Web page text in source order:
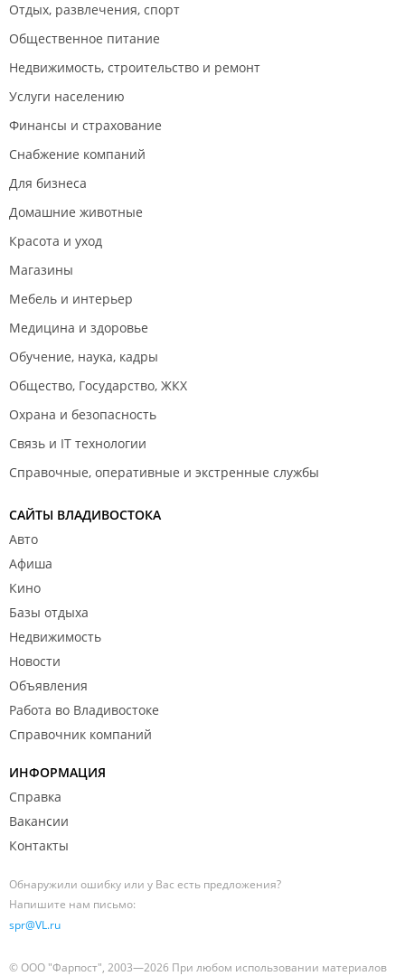
Отдых, развлечения, спорт
Общественное питание
Недвижимость, строительство и ремонт
Услуги населению
Финансы и страхование
Снабжение компаний
Для бизнеса
Домашние животные
Красота и уход
Магазины
Мебель и интерьер
Медицина и здоровье
Обучение, наука, кадры
Общество, Государство, ЖКХ
Охрана и безопасность
Связь и IT технологии
Справочные, оперативные и экстренные службы
САЙТЫ ВЛАДИВОСТОКА
Авто
Афиша
Кино
Базы отдыха
Недвижимость
Новости
Объявления
Работа во Владивостоке
Справочник компаний
ИНФОРМАЦИЯ
Справка
Вакансии
Контакты
Обнаружили ошибку или у Вас есть предложения?
Напишите нам письмо:
spr@VL.ru
© ООО "Фарпост", 2003—2026 При любом использовании материалов